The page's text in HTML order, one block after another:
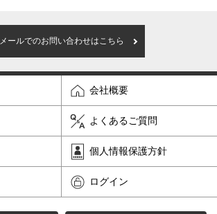
メールでのお問い合わせはこちら
会社概要
よくあるご質問
個人情報保護方針
ログイン